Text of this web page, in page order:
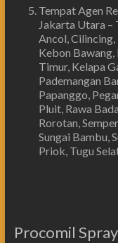
Tempat Agen
Jakarta Utara
Ancol,
Kebon
Timur, Kelapa
Pademangan
Papanggo,
Pluit, Rawa
Rorotan,
Sungai Bambu,
Priok, Tugu
Procomil